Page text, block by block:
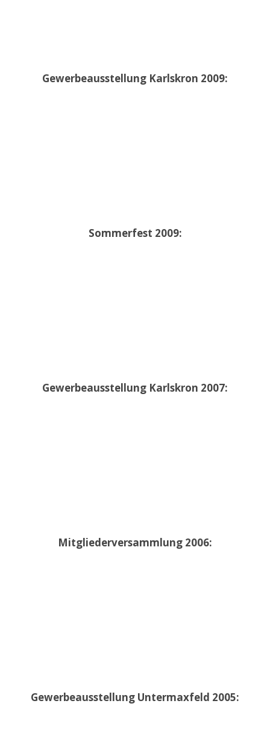
Gewerbeausstellung Karlskron 2009:
Sommerfest 2009:
Gewerbeausstellung Karlskron 2007:
Mitgliederversammlung 2006:
Gewerbeausstellung Untermaxfeld 2005: